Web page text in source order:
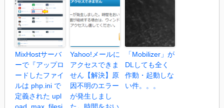
MixHostサーバ
ーで『アップロ
ードしたファイ
ルは php.ini で
定義された upl
Yahoo!メールに
アクセスできま
せん【解決】原
因不明のエラー
が発生しまし
「Mobilizer」が
DLしても全く
作動・起動しな
い件。。。